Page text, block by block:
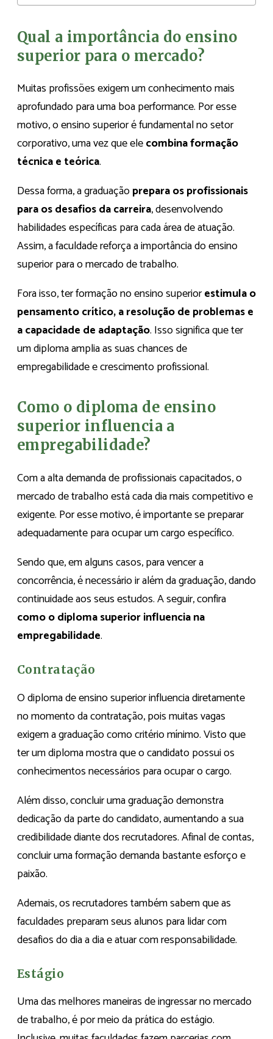
Qual a importância do ensino
superior para o mercado?
Muitas profissões exigem um conhecimento mais
aprofundado para uma boa performance. Por esse
motivo, o ensino superior é fundamental no setor
corporativo, uma vez que elecombina formação
técnica e teórica.
Dessa forma, a graduaçãoprepara os profissionais
para os desafios da carreira, desenvolvendo
habilidades específicas para cada área de atuação.
Assim, a faculdade reforça a importância do ensino
superior para o mercado de trabalho.
Fora isso, ter formação no ensino superiorestimula o
pensamento crítico, a resolução de problemas e
a capacidade de adaptação. Isso significa que ter
um diploma amplia as suas chances de
empregabilidade e crescimento profissional.
Como o diploma de ensino
superior influencia a
empregabilidade?
Com a alta demanda de profissionais capacitados, o
mercado de trabalho está cada dia mais competitivo e
exigente. Por esse motivo, é importante se preparar
adequadamente para ocupar um cargo específico.
Sendo que, em alguns casos, para vencer a
concorrência, é necessário ir além da graduação, dando
continuidade aos seus estudos. A seguir, confira
como o diploma superior influencia na
empregabilidade.
Contratação
O diploma de ensino superior influencia diretamente
no momento da contratação, pois muitas vagas
exigem a graduação como critério mínimo. Visto que
ter um diploma mostra que o candidato possui os
conhecimentos necessários para ocupar o cargo.
Além disso, concluir uma graduação demonstra
dedicação da parte do candidato, aumentando a sua
credibilidade diante dos recrutadores. Afinal de contas,
concluir uma formação demanda bastante esforço e
paixão.
Ademais, os recrutadores também sabem que as
faculdades preparam seus alunos para lidar com
desafios do dia a dia e atuar com responsabilidade.
Estágio
Uma das melhores maneiras de ingressar no mercado
de trabalho, é por meio da prática do estágio.